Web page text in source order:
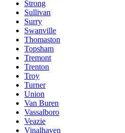
Strong
Sullivan
Surry
Swanville
Thomaston
Topsham
Tremont
Trenton
Troy
Turner
Union
Van Buren
Vassalboro
Veazie
Vinalhaven